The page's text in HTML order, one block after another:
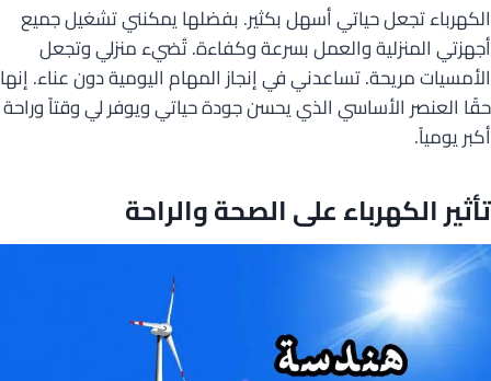
الكهرباء تجعل حياتي أسهل بكثير. بفضلها يمكنني تشغيل جميع
أجهزتي المنزلية والعمل بسرعة وكفاءة. تُضيء منزلي وتجعل
الأمسيات مريحة. تساعدني في إنجاز المهام اليومية دون عناء. إنها
حقًا العنصر الأساسي الذي يحسن جودة حياتي ويوفر لي وقتاً وراحة
أكبر يومياً.
تأثير الكهرباء على الصحة والراحة